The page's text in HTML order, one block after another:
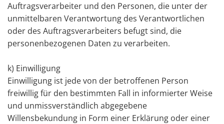
Auftragsverarbeiter und den Personen, die unter der
unmittelbaren Verantwortung des Verantwortlichen
oder des Auftragsverarbeiters befugt sind, die
personenbezogenen Daten zu verarbeiten.
k) Einwilligung
Einwilligung ist jede von der betroffenen Person
freiwillig für den bestimmten Fall in informierter Weise
und unmissverständlich abgegebene
Willensbekundung in Form einer Erklärung oder einer